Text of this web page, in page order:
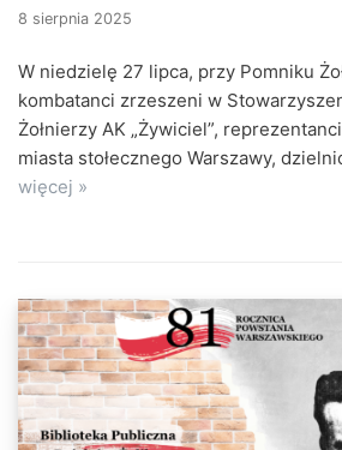
8 sierpnia 2025
W niedzielę 27 lipca, przy Pomniku
kombatanci zrzeszeni w
Żołnierzy AK „Żywiciel”,
miasta stołecznego Warszawy,
więcej »